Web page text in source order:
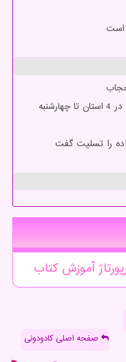
است
را تسلیت گفت
آموزشكتاب
صفحه اصلی کادودونی